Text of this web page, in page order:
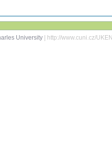
University | http://www.cuni.cz/